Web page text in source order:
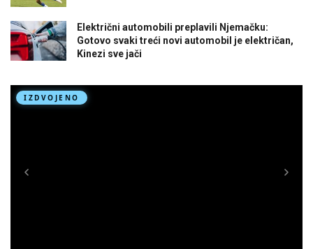
Električni automobili preplavili Njemačku:
Gotovo svaki treći novi automobil je električan,
Kinezi sve jači